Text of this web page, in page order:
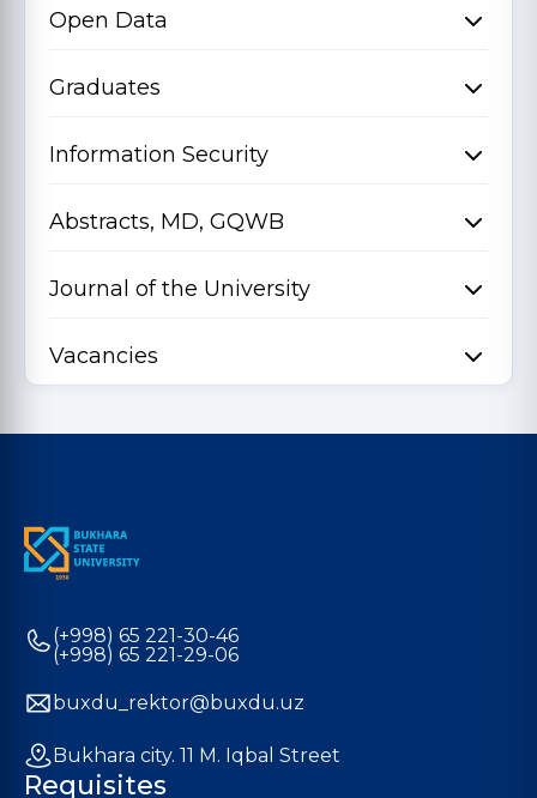
Open Data
Graduates
Information Security
Abstracts, MD, GQWB
Journal of the University
Vacancies
(+998) 65 221-30-46
(+998) 65 221-29-06
buxdu_rektor@buxdu.uz
Bukhara city. 11 M. Iqbal Street
Requisites